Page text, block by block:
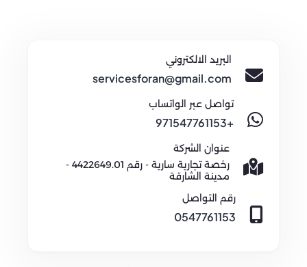
البريد الالكتروني
servicesforan@gmail.com
تواصل عبر الواتساب
+971547761153
عنوان الشركة
رخصة تجارية سارية - رقم 4422649.01 -
مدينة الشارقة
رقم التواصل
0547761153